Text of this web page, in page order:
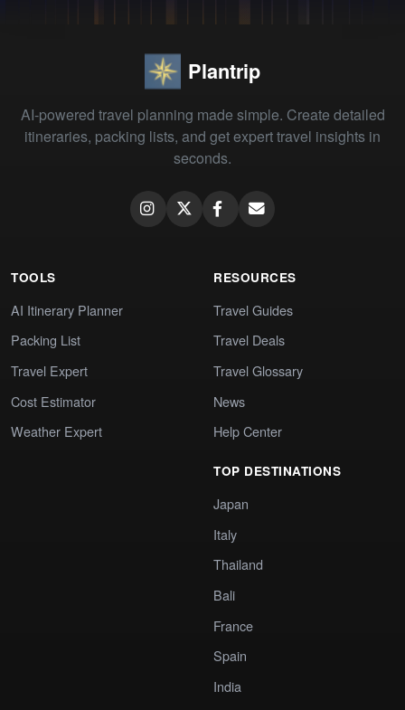
Plantrip
AI-powered travel planning made simple. Create detailed
itineraries, packing lists, and get expert travel insights in
seconds.
TOOLS
AI Itinerary Planner
Packing List
Travel Expert
Cost Estimator
Weather Expert
RESOURCES
Travel Guides
Travel Deals
Travel Glossary
News
Help Center
TOP DESTINATIONS
Japan
Italy
Thailand
Bali
France
Spain
India